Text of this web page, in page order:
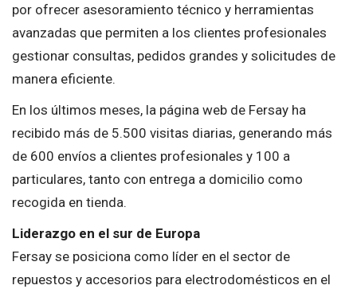
por ofrecer asesoramiento técnico y herramientas
avanzadas que permiten a los clientes profesionales
gestionar consultas, pedidos grandes y solicitudes de
manera eficiente.
En los últimos meses, la página web de Fersay ha
recibido más de 5.500 visitas diarias, generando más
de 600 envíos a clientes profesionales y 100 a
particulares, tanto con entrega a domicilio como
recogida en tienda.
Liderazgo en el sur de Europa
Fersay se posiciona como líder en el sector de
repuestos y accesorios para electrodomésticos en el